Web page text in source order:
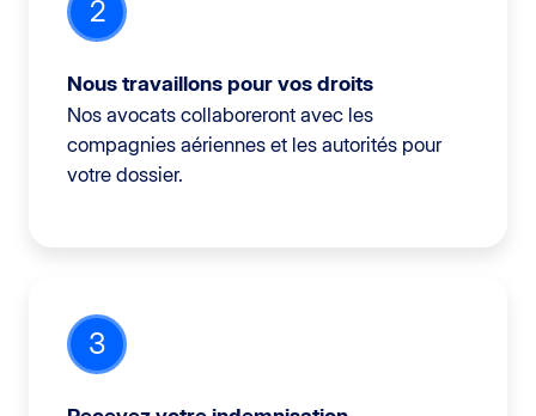
2
Nous travaillons pour vos droits
Nos avocats collaboreront avec les
compagnies aériennes et les autorités pour
votre dossier.
3